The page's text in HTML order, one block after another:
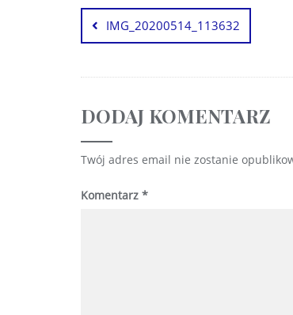
IMG_20200514_113632
DODAJ KOMENTARZ
Twój adres email nie zostanie
Komentarz *